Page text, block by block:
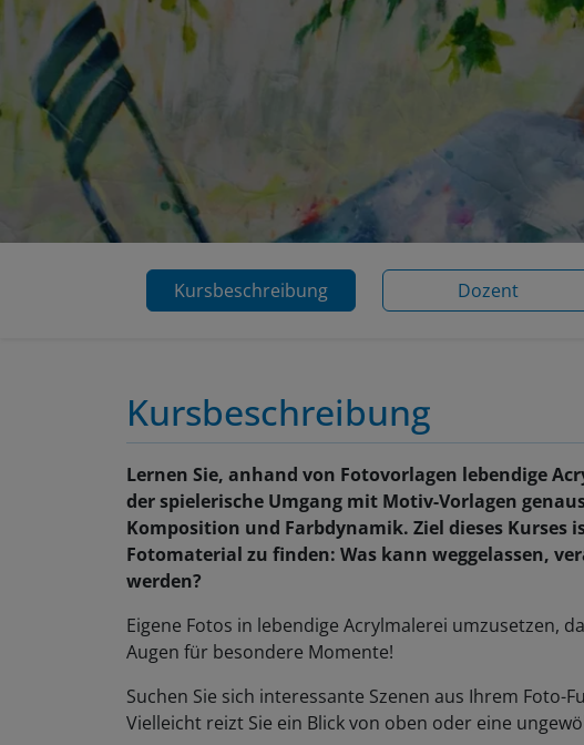
Kursbeschreibung Dozent
Kursbeschreibung
Lernen Sie, anhand von Fotovorlagen lebendige
der spielerische Umgang mit Motiv-Vorlagen
Komposition und Farbdynamik. Ziel dieses Kurses
Fotomaterial zu finden: Was kann weggelassen,
werden?
Eigene Fotos in lebendige Acrylmalerei umzusetzen,
Augen für besondere Momente!
Suchen Sie sich interessante Szenen aus Ihrem
Vielleicht reizt Sie ein Blick von oben oder eine